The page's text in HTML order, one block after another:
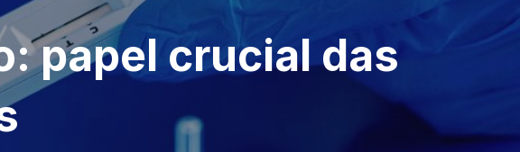
papel crucial das